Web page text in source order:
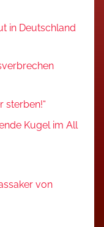
in Deutschland
sterben!“
Kugel im All
von